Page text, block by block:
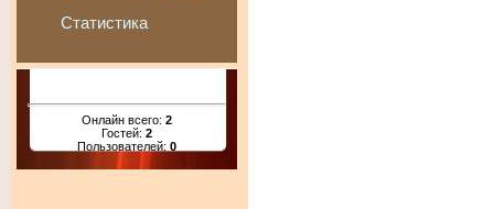
Статистика
Онлайн всего: 2
Гостей: 2
Пользователей: 0